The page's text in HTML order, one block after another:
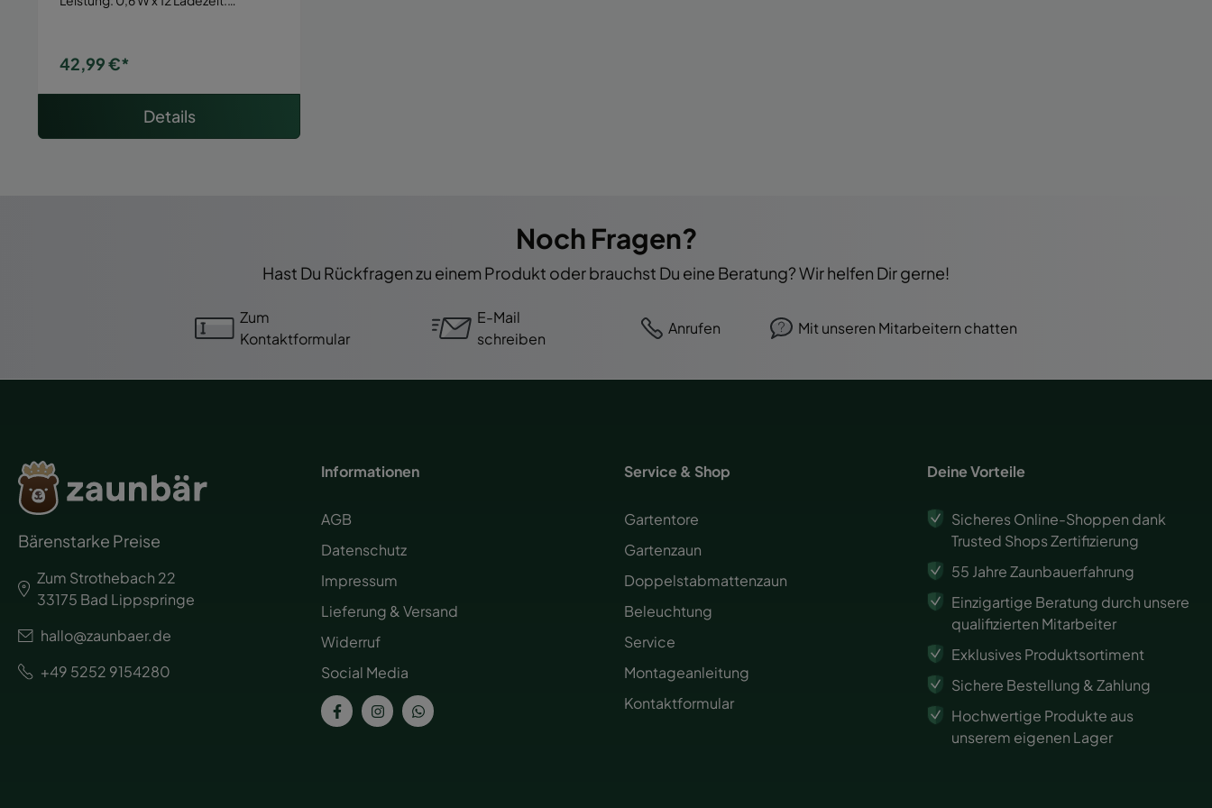
42,99 €*
Details
Noch Fragen?
Hast Du Rückfragen zu einem Produkt oder brauchst Du eine Beratung? Wir helfen Dir gerne!
Zum
Kontaktformular
E-Mail
schreiben
Anrufen Mit unseren Mitarbeitern chatten
Bärenstarke Preise
Zum Strothebach 22
33175 Bad Lippspringe
hallo@zaunbaer.de
+49 5252 9154280
Informationen
AGB
Datenschutz
Impressum
Lieferung & Versand
Widerruf
Social Media
Service & Shop
Gartentore
Gartenzaun
Doppelstabmattenzaun
Beleuchtung
Service
Montageanleitung
Kontaktformular
Deine Vorteile
Sicheres Online-Shoppen dank
Trusted Shops Zertifizierung
55 Jahre Zaunbauerfahrung
Einzigartige Beratung durch unsere
qualifizierten Mitarbeiter
Exklusives Produktsortiment
Sichere Bestellung & Zahlung
Hochwertige Produkte aus
unserem eigenen Lager